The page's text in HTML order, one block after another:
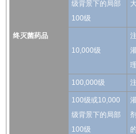
终灭菌药品
级背景下的局部
100级
10,000级
100,000级
100级或10,000
级背景下的局部
100级